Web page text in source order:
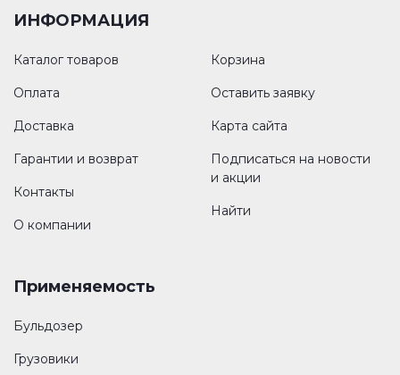
ИНФОРМАЦИЯ
Каталог товаров
Оплата
Доставка
Гарантии и возврат
Контакты
О компании
Корзина
Оставить заявку
Карта сайта
Подписаться на новости
и акции
Найти
Применяемость
Бульдозер
Грузовики